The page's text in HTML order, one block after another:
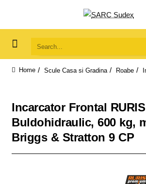
Search...
Scule Casa si Gradina Roabe
Incarcator Frontal
Buldohidraulic, 600 kg,
Briggs & Stratton 9 CP